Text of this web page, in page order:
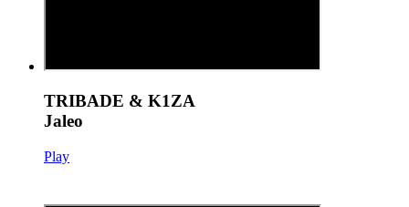
TRIBADE & K1ZA
Jaleo
Play